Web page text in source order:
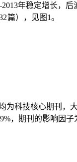
年稳定增长，后
篇），见图1。
为科技核心期刊，
，期刊的影响因子